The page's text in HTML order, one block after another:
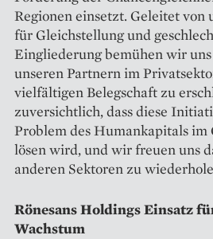
Regionen einsetzt. Geleitet von
für Gleichstellung und
Eingliederung bemühen wir
unseren Partnern im
vielfältigen Belegschaft zu
zuversichtlich, dass diese
Problem des Humankapitals im
lösen wird, und wir freuen uns
anderen Sektoren zu
Rönesans Holdings Einsatz
Wachstum